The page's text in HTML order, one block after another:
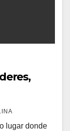
lugar donde